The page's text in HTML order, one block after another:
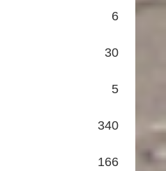
6
30
5
340
166